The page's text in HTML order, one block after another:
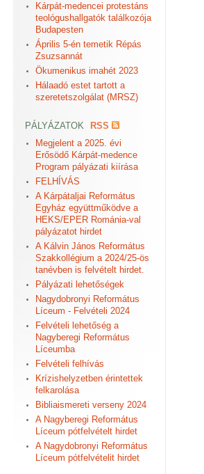
Kárpát-medencei protestáns
teológushallgatók találkozója
Budapesten
Április 5-én temetik Répás
Zsuzsannát
Ökumenikus imahét 2023
Hálaadó estet tartott a
szeretetszolgálat (MRSZ)
PÁLYÁZATOK
RSS
Megjelent a 2025. évi
Erősödő Kárpát-medence
Program pályázati kiírása
FELHÍVÁS
A Kárpátaljai Református
Egyház együttműködve a
HEKS/EPER Románia-val
pályázatot hirdet
A Kálvin János Református
Szakkollégium a 2024/25-ös
tanévben is felvételt hirdet.
Pályázati lehetőségek
Nagydobronyi Református
Líceum - Felvételi 2024
Felvételi lehetőség a
Nagyberegi Református
Líceumba
Felvételi felhívás
Krízishelyzetben érintettek
felkarolása
Bibliaismereti verseny 2024
A Nagyberegi Református
Líceum pótfelvételt hirdet
A Nagydobronyi Református
Líceum pótfelvételit hirdet